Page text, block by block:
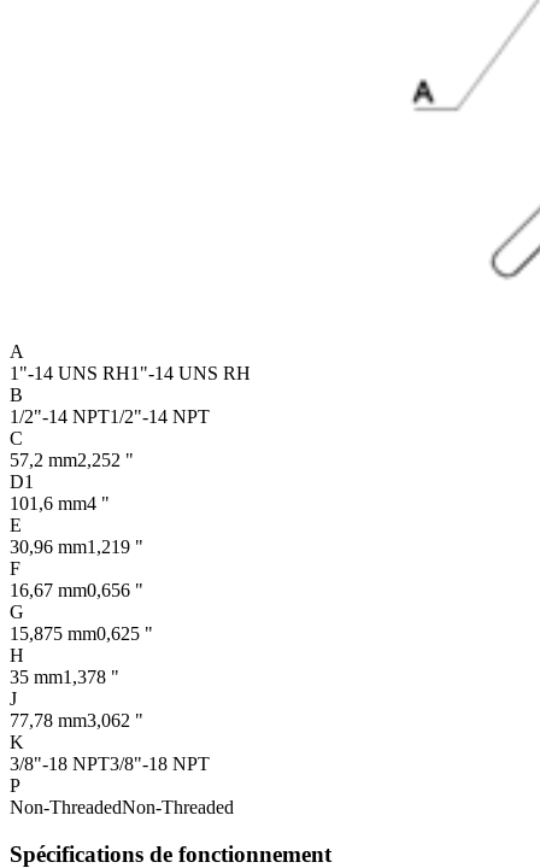
A
1"-14 UNS RH1"-14 UNS RH
B
1/2"-14 NPT1/2"-14 NPT
C
57,2 mm2,252 "
D1
101,6 mm4 "
E
30,96 mm1,219 "
F
16,67 mm0,656 "
G
15,875 mm0,625 "
H
35 mm1,378 "
J
77,78 mm3,062 "
K
3/8"-18 NPT3/8"-18 NPT
P
Non-ThreadedNon-Threaded
Spécifications de fonctionnement